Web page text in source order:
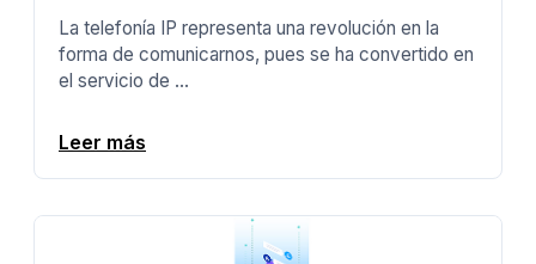
La telefonía IP representa una revolución en la
forma de comunicarnos, pues se ha convertido en
el servicio de ...
Leer más